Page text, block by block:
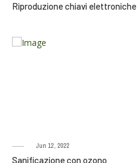
Riproduzione chiavi elettroniche
Jun 12, 2022
Sanificazione con ozono